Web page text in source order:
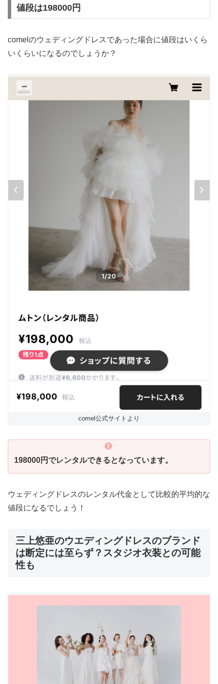
値段は198000円
comelのウェディングドレスであった場合に値段はいくら
いくらいになるのでしょうか？
comel公式サイトより
198000円でレンタルできるとなっています。
ウェディングドレスのレンタル代金として比較的平均的な
値段になるでしょう！
三上悠亜のウエディングドレスのブランド
は断定には至らず？スタジオ衣装との可能
性も